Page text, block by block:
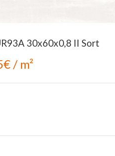
30x60x0,8 II Sort
/ m²